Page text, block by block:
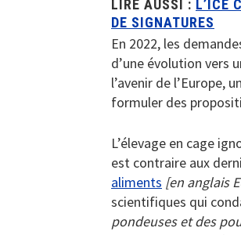
LIRE AUSSI : L’ICE
DE SIGNATURES
En 2022, les
d’une évolution vers
l’avenir de l’Europe,
formuler des
L’élevage en cage
est contraire aux
aliments [en anglais
scientifiques qui
pondeuses et des